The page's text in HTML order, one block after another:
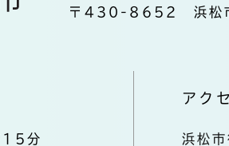
〒430-8652 浜松
分
アク
浜松市